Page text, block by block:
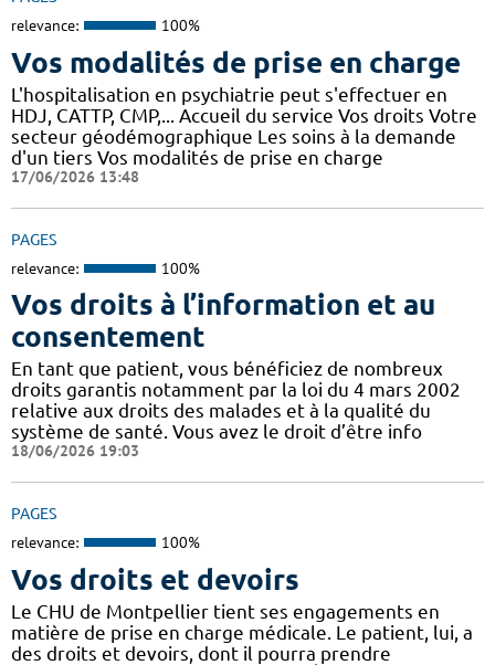
relevance: 100%
Vos modalités de prise en charge
L'hospitalisation en psychiatrie peut s'effectuer en
HDJ, CATTP, CMP,... Accueil du service Vos droits Votre
secteur géodémographique Les soins à la demande
d'un tiers Vos modalités de prise en charge
17/06/2026 13:48
PAGES
relevance: 100%
Vos droits à l’information et au
consentement
En tant que patient, vous bénéficiez de nombreux
droits garantis notamment par la loi du 4 mars 2002
relative aux droits des malades et à la qualité du
système de santé. Vous avez le droit d’être info
18/06/2026 19:03
PAGES
relevance: 100%
Vos droits et devoirs
Le CHU de Montpellier tient ses engagements en
matière de prise en charge médicale. Le patient, lui, a
des droits et devoirs, dont il pourra prendre